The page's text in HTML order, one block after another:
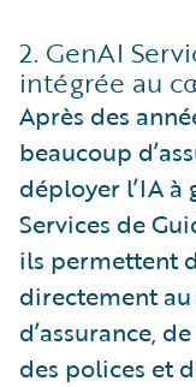
2. GenAI
intégrée au
Après des
beaucoup
déployer l’IA à
Services de
ils permettent
directement
d’assurance,
des polices et